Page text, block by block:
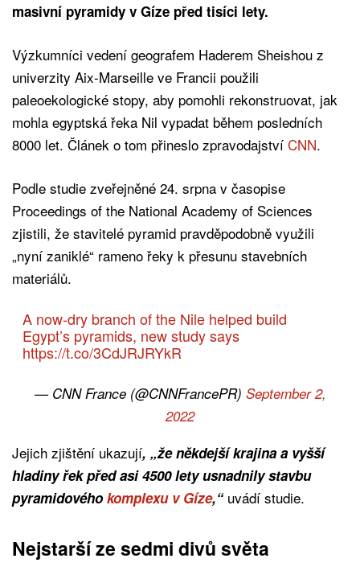
masivní pyramidy v Gíze před tisíci lety.
Výzkumníci vedení geografem Haderem Sheishou z
univerzity Aix-Marseille ve Francii použili
paleoekologické stopy, aby pomohli rekonstruovat, jak
mohla egyptská řeka Nil vypadat během posledních
8000 let. Článek o tom přineslo zpravodajství CNN.
Podle studie zveřejněné 24. srpna v časopise
Proceedings of the National Academy of Sciences
zjistili, že stavitelé pyramid pravděpodobně využili
„nyní zaniklé“ rameno řeky k přesunu stavebních
materiálů.
A now-dry branch of the Nile helped build
Egypt’s pyramids, new study says
https://t.co/3CdJRJRYkR
— CNN France (@CNNFrancePR) September 2,
2022
Jejich zjištění ukazují, „že někdejší krajina a vyšší
hladiny řek před asi 4500 lety usnadnily stavbu
pyramidového komplexu v Gíze,“uvádí studie.
Nejstarší ze sedmi divů světa